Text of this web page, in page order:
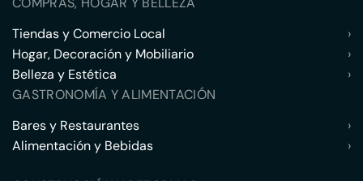
Tiendas y Comercio Local
›
Hogar, Decoración y Mobiliario
›
Belleza y Estética
›
GASTRONOMÍA Y ALIMENTACIÓN
Bares y Restaurantes
›
Alimentación y Bebidas
›